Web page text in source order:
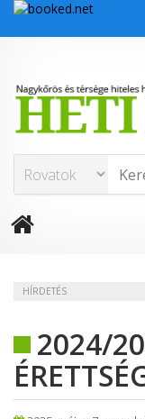
HÍRDETÉS
2024/